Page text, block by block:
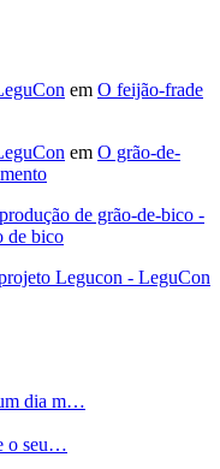
em O feijão-frade
em O grão-de-
de grão-de-bico -
de bico
Legucon - LeguCon
dia m…
o seu…